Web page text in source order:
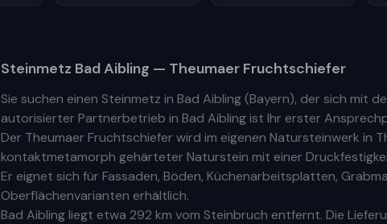
Steinmetz Bad Aibling — Theumaer Fruchtschiefer
Sie suchen einen Steinmetz in Bad Aibling(Bayern), der sich mit
autorisierter Partnerbetrieb in Bad Aiblingist Ihr erster
Der Theumaer Fruchtschiefer wird im eigenen Natursteinwerk in
kontaktmetamorph gehärteter Naturstein mit einer
Er eignet sich für Fassaden, Böden, Küchenarbeitsplatten,
Oberflächenvarianten erhältlich.
Bad Aiblingliegt etwa 292 km vom Steinbruch entfernt. Die